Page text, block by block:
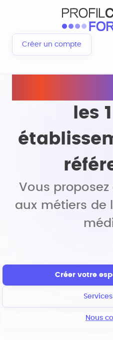
Créer un compte
les
Vous
aux métiers de
Créer votre
Nous